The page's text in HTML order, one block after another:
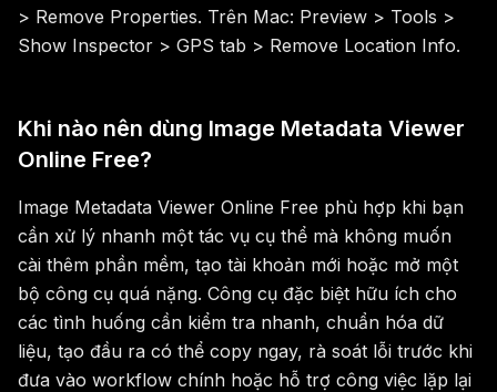
> Remove Properties. Trên Mac: Preview > Tools >
Show Inspector > GPS tab > Remove Location Info.
Khi nào nên dùng Image Metadata Viewer
Online Free?
Image Metadata Viewer Online Free phù hợp khi bạn
cần xử lý nhanh một tác vụ cụ thể mà không muốn
cài thêm phần mềm, tạo tài khoản mới hoặc mở một
bộ công cụ quá nặng. Công cụ đặc biệt hữu ích cho
các tình huống cần kiểm tra nhanh, chuẩn hóa dữ
liệu, tạo đầu ra có thể copy ngay, rà soát lỗi trước khi
đưa vào workflow chính hoặc hỗ trợ công việc lặp lại